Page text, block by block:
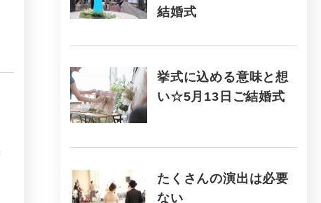
結婚式
挙式に込める意味と想
い☆5月13日ご結婚式
たくさんの演出は必要
ない